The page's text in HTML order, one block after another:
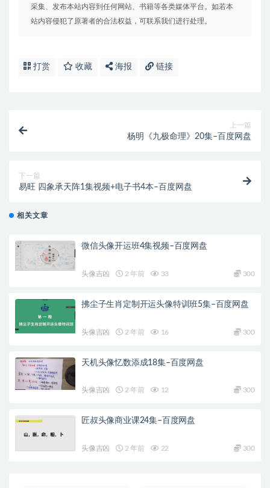
采集、发布本站内容到任何网站、书籍等各类媒体平台。如若本
站内容侵犯了原著者的合法权益，可联系我们进行处理。
打赏 收藏 海报 链接
上一篇
杨明《九极命理》20集–百度网盘
下一篇
易旺 四象承天阵1集视频+电子书4本–百度网盘
相关文章
微信头像开运班4集视频–百度网盘
头像吉凶 2 年前 33 300
拂尘子生肖定制开运头像特训班5集–百度网盘
头像吉凶 2 年前 16 300
天机头像忆数添成18集–百度网盘
头像吉凶 2 年前 12 300
匠叔头像商业课24集–百度网盘
头像吉凶 2 年前 22 300